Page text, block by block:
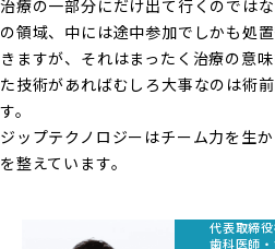
治療の一部分にだけ出て行くのでは
の領域、中には途中参加でしかも処
きますが、それはまったく治療の意
た技術があればむしろ大事なのは術
す。
ジップテクノロジーはチーム力を生
を整えています。
代表取締
歯科医師